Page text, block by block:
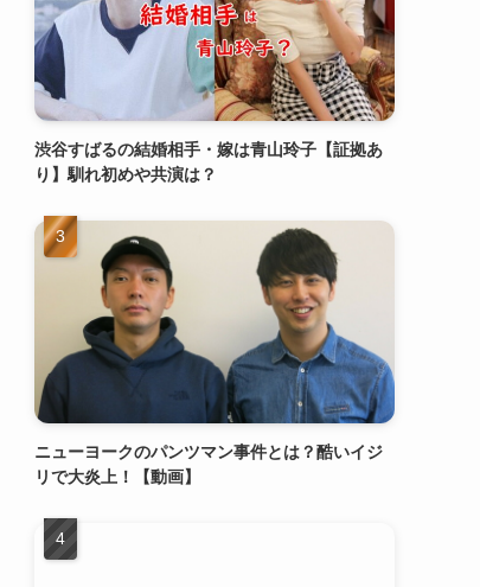
渋谷すばるの結婚相手・嫁は青山玲子【証拠あ
り】馴れ初めや共演は？
ニューヨークのパンツマン事件とは？酷いイジ
リで大炎上！【動画】